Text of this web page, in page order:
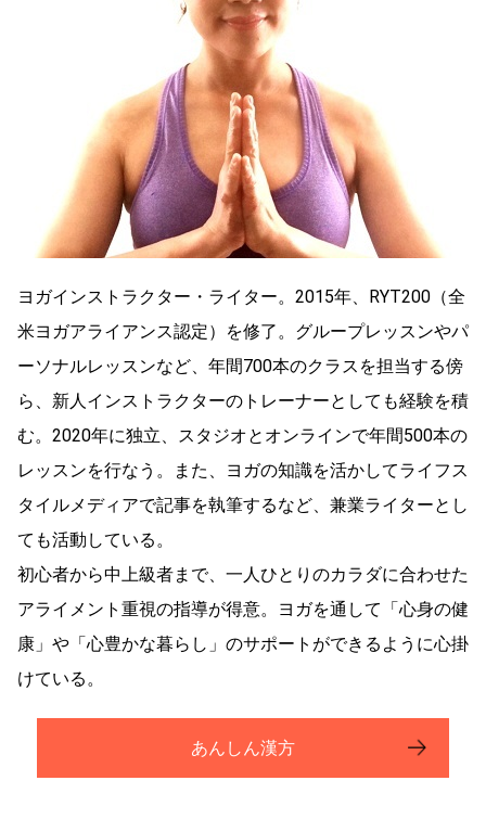
ヨガインストラクター・ライター。2015年、RYT200（全
米ヨガアライアンス認定）を修了。グループレッスンやパ
ーソナルレッスンなど、年間700本のクラスを担当する傍
ら、新人インストラクターのトレーナーとしても経験を積
む。2020年に独立、スタジオとオンラインで年間500本の
レッスンを行なう。また、ヨガの知識を活かしてライフス
タイルメディアで記事を執筆するなど、兼業ライターとし
ても活動している。
初心者から中上級者まで、一人ひとりのカラダに合わせた
アライメント重視の指導が得意。ヨガを通して「心身の健
康」や「心豊かな暮らし」のサポートができるように心掛
けている。
あんしん漢方